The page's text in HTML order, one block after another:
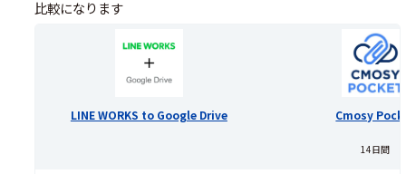
比較になります
LINE WORKS to Google Drive Cmosy
14日間